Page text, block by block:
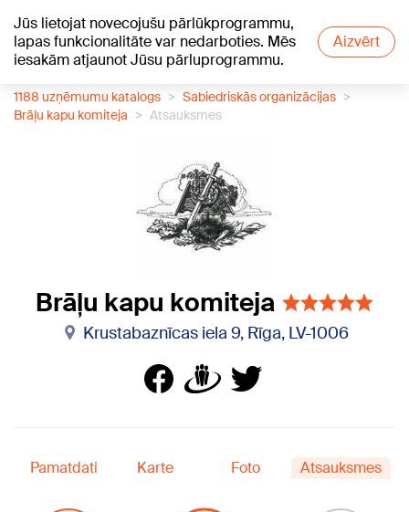
Jūs lietojat novecojušu pārlūkprogrammu,
lapas funkcionalitāte var nedarboties. Mēs
iesakām atjaunot Jūsu pārluprogrammu.
Aizvērt
+24°C
1188 uzņēmumu katalogs
Sabiedriskās organizācijas
Brāļu kapu komiteja
Atsauksmes
Brāļu kapu komiteja
Krustabaznīcas iela 9, Rīga, LV-1006
Pamatdati Karte Foto Atsauksmes